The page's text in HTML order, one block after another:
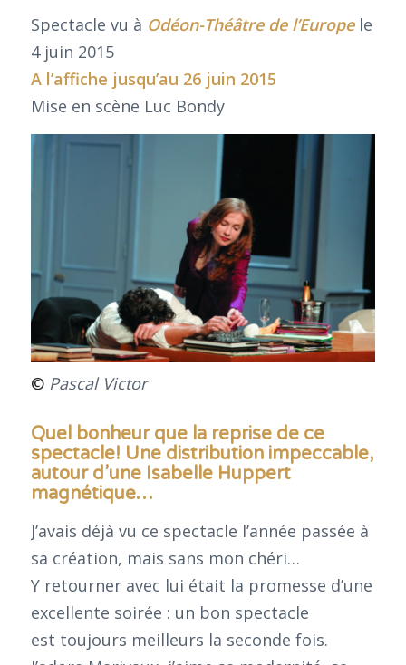
Spectacle vu à Odéon-Théâtre de l’Europele
4 juin 2015
A l’affiche jusqu’au 26 juin 2015
Mise en scène Luc Bondy
©Pascal Victor
Quel bonheur que la reprise de ce
spectacle! Une distribution impeccable,
autour d’une Isabelle Huppert
magnétique…
J’avais déjà vu ce spectacle l’année passée à
sa création, mais sans mon chéri…
Y retourner avec lui était la promesse d’une
excellente soirée : un bon spectacle
est toujours meilleurs la seconde fois.